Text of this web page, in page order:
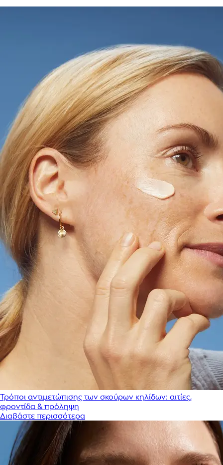
Τρόποι αντιμετώπισης των σκούρων κηλίδων: αιτίες,
φροντίδα & πρόληψη
Διαβάστε περισσότερα